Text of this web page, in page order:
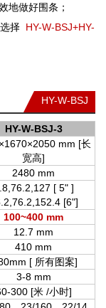
地做好围条；
择 HY-W-BSJ+HY-
HY-W-BSJ
HY-W-BSJ-3
mm [长
宽高]
2480 mm
[ 5" ]
[6"]
100~400 mm
12.7 mm
410 mm
[ 所有图案]
3-8 mm
300 [米 /小时]